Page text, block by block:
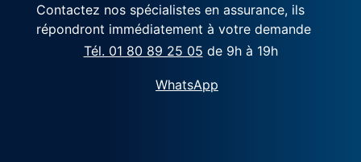
Contactez nos spécialistes en assurance, ils
répondront immédiatement à votre demande
Tél. 01 80 89 25 05 de 9h à 19h
WhatsApp